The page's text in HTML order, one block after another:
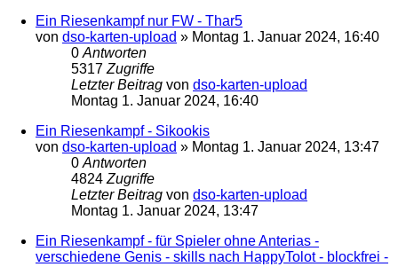
Ein Riesenkampf nur FW - Thar5
von dso-karten-upload » Montag 1. Januar 2024, 16:40
0Antworten
5317Zugriffe
Letzter Beitrag von dso-karten-upload
Montag 1. Januar 2024, 16:40
Ein Riesenkampf - Sikookis
von dso-karten-upload » Montag 1. Januar 2024, 13:47
0Antworten
4824Zugriffe
Letzter Beitrag von dso-karten-upload
Montag 1. Januar 2024, 13:47
Ein Riesenkampf - für Spieler ohne Anterias -
verschiedene Genis - skills nach HappyTolot - blockfrei -